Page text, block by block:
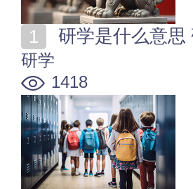
研学是什么意思
研学
1418